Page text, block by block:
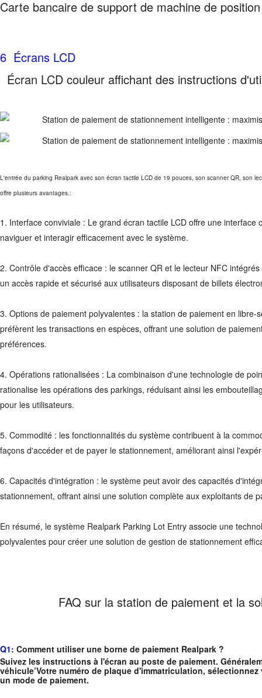
Carte bancaire de support de machine de
6 Écrans LCD
Écran LCD couleur affichant des instructions
L'entrée du parking Realpark avec son écran tactile LCD de 19 pouces, son scanner QR, son
offre plusieurs avantages.:
1. Interface conviviale : Le grand écran tactile LCD offre une interface
naviguer et interagir efficacement avec le système.
2. Contrôle d'accès efficace : le scanner QR et le lecteur NFC
un accès rapide et sécurisé aux utilisateurs disposant de billets
3. Options de paiement polyvalentes : la station de paiement en
préfèrent les transactions en espèces, offrant une solution de
préférences.
4. Opérations rationalisées : La combinaison d'une technologie de
rationalise les opérations des parkings, réduisant ainsi les
pour les utilisateurs.
5. Commodité : les fonctionnalités du système contribuent à la
façons d'accéder et de payer le stationnement, améliorant ainsi
6. Capacités d'intégration : le système peut avoir des capacités
stationnement, offrant ainsi une solution complète aux exploitants de
En résumé, le système Realpark Parking Lot Entry associe une
polyvalentes pour créer une solution de gestion de stationnement
FAQ sur la station de paiement et la
Q1: Comment utiliser une borne de paiement Realpark ?
Suivez les instructions à l'écran au poste de paiement.
véhicule’Votre numéro de plaque d'immatriculation,
un mode de paiement.